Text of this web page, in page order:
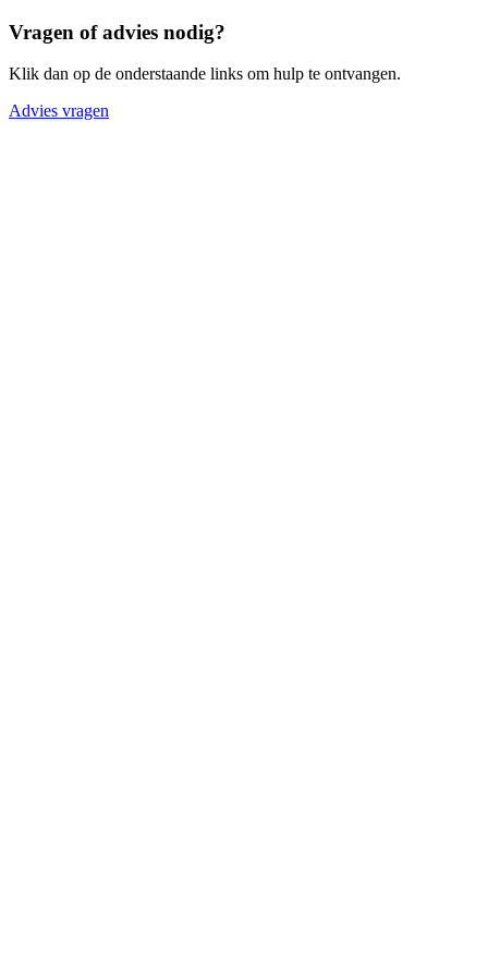
Vragen of advies nodig?
Klik dan op de onderstaande links om hulp te ontvangen.
Advies vragen